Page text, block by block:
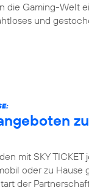
die Gaming-Welt
und
zu
mit SKY
oder zu Hause
der